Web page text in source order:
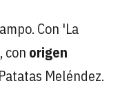
Con 'La
con origen
Meléndez.